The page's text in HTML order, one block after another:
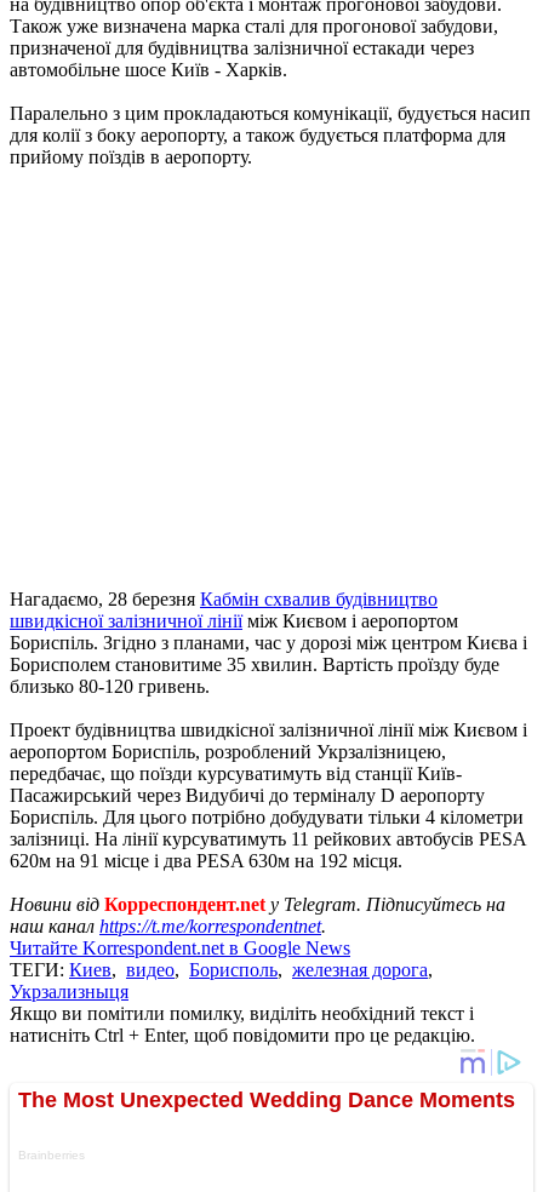
Також уже визначена марка сталі для прогонової забудови,
призначеної для будівництва залізничної естакади через
автомобільне шосе Київ - Харків.
Паралельно з цим прокладаються комунікації, будується насип
для колії з боку аеропорту, а також будується платформа для
прийому поїздів в аеропорту.
Нагадаємо, 28 березня Кабмін схвалив будівництво
швидкісної залізничної лініїміж Києвом і аеропортом
Бориспіль. Згідно з планами, час у дорозі між центром Києва і
Борисполем становитиме 35 хвилин. Вартість проїзду буде
близько 80-120 гривень.
Проект будівництва швидкісної залізничної лінії між Києвом і
аеропортом Бориспіль, розроблений Укрзалізницею,
передбачає, що поїзди курсуватимуть від станції Київ-
Пасажирський через Видубичі до терміналу D аеропорту
Бориспіль. Для цього потрібно добудувати тільки 4 кілометри
залізниці. На лінії курсуватимуть 11 рейкових автобусів PESA
620м на 91 місце і два PESA 630м на 192 місця.
Новини від Корреспондент.net у Telegram. Підписуйтесь на
наш канал https://t.me/korrespondentnet.
Читайте Korrespondent.net в Google News
ТЕГИ: Киев, видео, Борисполь, железная дорога,
Укрзализныця
Якщо ви помітили помилку, виділіть необхідний текст і
натисніть Ctrl + Enter, щоб повідомити про це редакцію.